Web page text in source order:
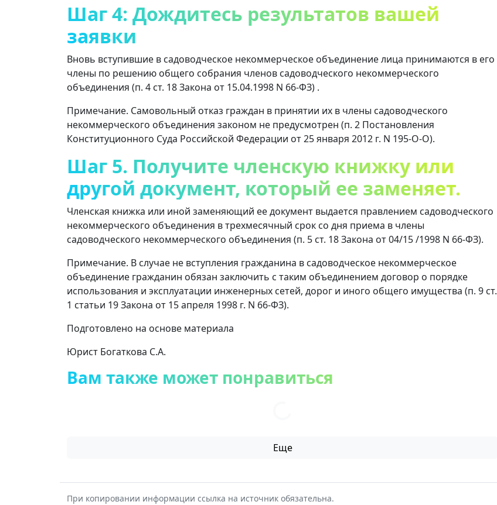
Шаг 4: Дождитесь результатов вашей
заявки
Вновь вступившие в садоводческое некоммерческое объединение лица принимаются в его
члены по решению общего собрания членов садоводческого некоммерческого
объединения (п. 4 ст. 18 Закона от 15.04.1998 N 66-ФЗ) .
Примечание. Самовольный отказ граждан в принятии их в члены садоводческого
некоммерческого объединения законом не предусмотрен (п. 2 Постановления
Конституционного Суда Российской Федерации от 25 января 2012 г. N 195-О-О).
Шаг 5. Получите членскую книжку или
другой документ, который ее заменяет.
Членская книжка или иной заменяющий ее документ выдается правлением садоводческого
некоммерческого объединения в трехмесячный срок со дня приема в члены
садоводческого некоммерческого объединения (п. 5 ст. 18 Закона от 04/15 /1998 N 66-ФЗ).
Примечание. В случае не вступления гражданина в садоводческое некоммерческое
объединение гражданин обязан заключить с таким объединением договор о порядке
использования и эксплуатации инженерных сетей, дорог и иного общего имущества (п. 9 ст.
1 статьи 19 Закона от 15 апреля 1998 г. N 66-ФЗ).
Подготовлено на основе материала
Юрист Богаткова С.А.
Вам также может понравиться
Еще
При копировании информации ссылка на источник обязательна.